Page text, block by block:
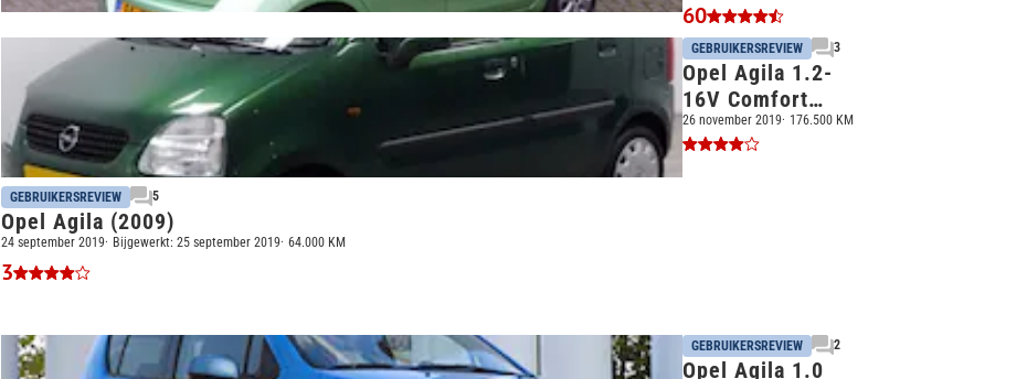
60
GEBRUIKERSREVIEW 3
Opel Agila 1.2-
16V Comfort
(2002)
26 november 2019 176.500 KM
GEBRUIKERSREVIEW 5
Opel Agila (2009)
24 september 2019 Bijgewerkt: 25 september 2019 64.000 KM
3
GEBRUIKERSREVIEW 2
Opel Agila 1.0